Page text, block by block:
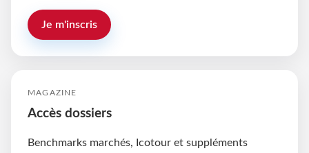
Je m'inscris
MAGAZINE
Accès dossiers
Benchmarks marchés, Icotour et suppléments